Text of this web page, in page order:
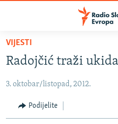
Pređite
glavni
Pređite
VIJESTI
BOSNA I HERCEGOVINA
SRBIJA
KOSOVO
VIJESTI
Radojčić traži
3. oktobar/listopad, 2012.
Podijelite